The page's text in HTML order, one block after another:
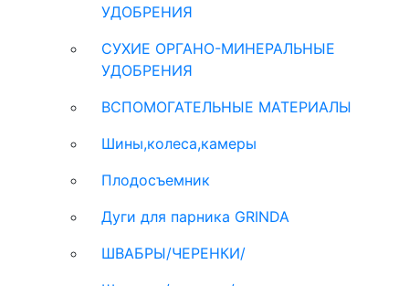
УДОБРЕНИЯ
СУХИЕ ОРГАНО-МИНЕРАЛЬНЫЕ
УДОБРЕНИЯ
ВСПОМОГАТЕЛЬНЫЕ МАТЕРИАЛЫ
Шины,колеса,камеры
Плодосъемник
Дуги для парника GRINDA
ШВАБРЫ/ЧЕРЕНКИ/